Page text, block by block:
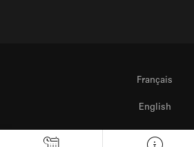
Français
English
Italiano